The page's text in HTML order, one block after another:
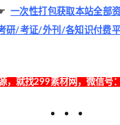
一次性打包获取本站全部
研/考证/外刊/各知识付费
，就找299素材网，微信号